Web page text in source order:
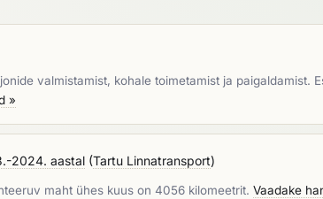
valmistamist, kohale toimetamist ja paigaldamist.
»
2024. aastal (Tartu Linnatransport)
maht ühes kuus on 4056 kilomeetrit. Vaadake